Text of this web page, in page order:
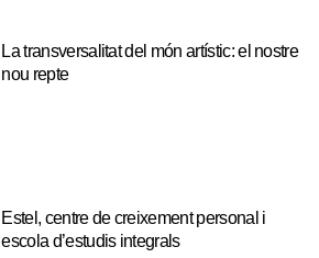
La transversalitat del món artístic: el nostre
nou repte
Estel, centre de creixement personal i
escola d’estudis integrals